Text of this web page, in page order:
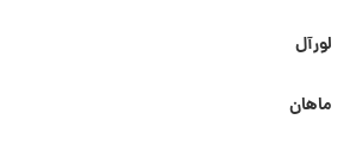
لورآل
ماهان